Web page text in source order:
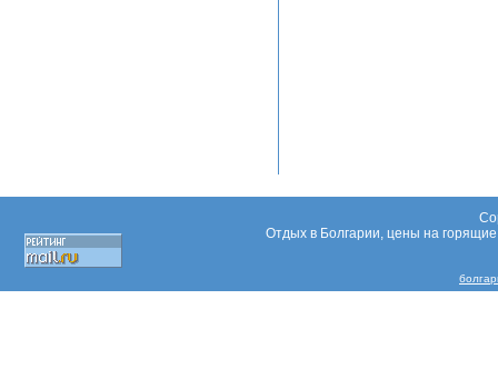
Отдых в Болгарии, цены на горящие